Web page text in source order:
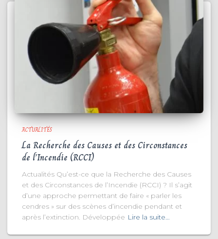
ACTUALITÉS
La Recherche des Causes et des Circonstances
de l’Incendie (RCCI)
Actualités Qu’est-ce que la Recherche des Causes
et des Circonstances de l’Incendie (RCCI) ? Il s’agit
d’une approche permettant de faire « parler les
cendres » sur des scènes d’incendie pendant et
après l’extinction. Développée Lire la suite…